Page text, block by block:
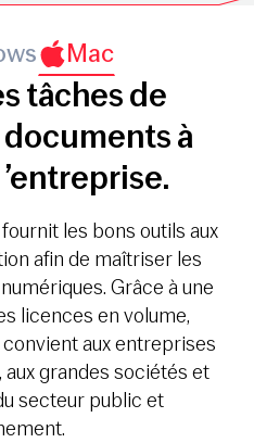
Mac
tâches de
à
les bons outils aux
afin de maîtriser les
Grâce à une
licences en volume,
aux entreprises
grandes sociétés et
secteur public et